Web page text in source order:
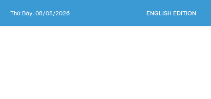
Thứ Bảy, 08/08/2026 ENGLISH EDITION